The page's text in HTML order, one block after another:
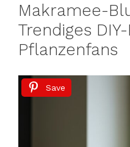
Makramee-
Trendiges
Pflanzenfans
Save